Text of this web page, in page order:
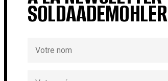
SOLDAADEMOHLER